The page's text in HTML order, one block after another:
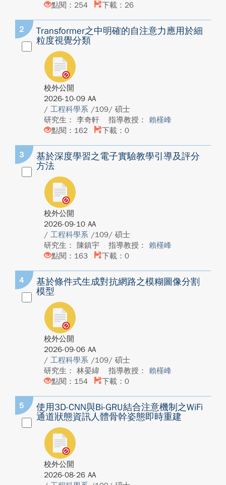
點閱：254
下載：26
2
Transformer之中明確的自注意力應用於細
粒度視覺分類
校外公開
2026-10-09 AA
/ 工程科學系 /109/ 碩士
研究生： 李奇軒
指導教授： 賴槿峰
點閱：162
下載：0
3
基於深度學習之電子實驗教學引導及評分
方法
校外公開
2026-09-10 AA
/ 工程科學系 /109/ 碩士
研究生： 陳鎮宇
指導教授： 賴槿峰
點閱：163
下載：0
4
基於條件式生成對抗網路之模糊圖像分割
模型
校外公開
2026-09-06 AA
/ 工程科學系 /109/ 碩士
研究生： 林晏緯
指導教授： 賴槿峰
點閱：154
下載：0
5
使用3D-CNN與Bi-GRU結合注意機制之WiFi
通道狀態資訊人體骨幹姿態即時重建
校外公開
2026-08-26 AA